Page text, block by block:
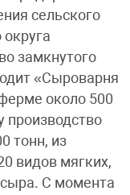
сельского
замкнутого
«Сыроварня
около 500
производство
тонн, из
видов мягких,
С момента